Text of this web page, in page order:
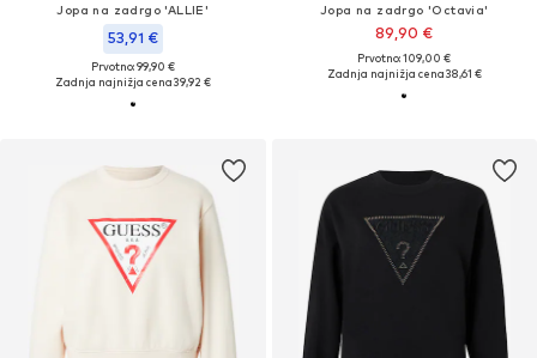
Jopa na zadrgo 'ALLIE'
53,91 €
Prvotno: 99,90 €
Zadnja najnižja cena39,92 €
Jopa na zadrgo 'Octavia'
89,90 €
Prvotno: 109,00 €
Zadnja najnižja cena38,61 €